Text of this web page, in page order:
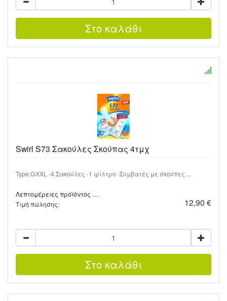
Swirl S73 Σακούλες Σκούπας 4τμχ
Type:GXXL -4 Σακούλες -1 φίλτρο -Συμβατές με σκούπες ...
Λεπτομέρειες προϊόντος …
Τιμή πώλησης:
12,90 €